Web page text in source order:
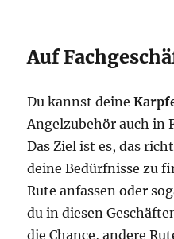
Auf
Du kannst deine
Angelzubehör auch in
Das Ziel ist es, das
deine Bedürfnisse zu
Rute anfassen oder
du in diesen
die Chance, andere